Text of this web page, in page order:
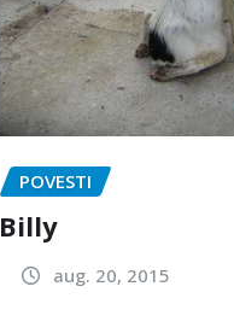
POVESTI
Billy
aug. 20, 2015